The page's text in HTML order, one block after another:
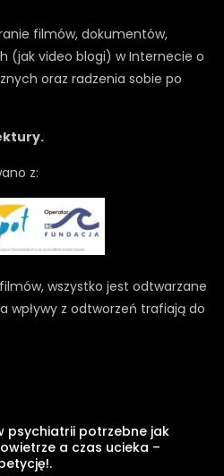
filmów, dokumentów,
(jak video blogi) w Internecie o
oraz radzenia sobie po
z:
wszystko jest odtwarzane
wpływy z odtworzeń trafiają do
psychiatrii potrzebne jak
a czas ucieka –